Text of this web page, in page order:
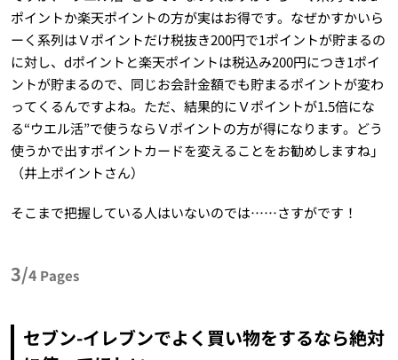
ポイントか楽天ポイントの方が実はお得です。なぜかすかいら
ーく系列はＶポイントだけ税抜き200円で1ポイントが貯まるの
に対し、dポイントと楽天ポイントは税込み200円につき1ポイ
ントが貯まるので、同じお会計金額でも貯まるポイントが変わ
ってくるんですよね。ただ、結果的にＶポイントが1.5倍にな
る“ウエル活”で使うならＶポイントの方が得になります。どう
使うかで出すポイントカードを変えることをお勧めしますね」
（井上ポイントさん）
そこまで把握している人はいないのでは……さすがです！
3/4 Pages
セブン-イレブンでよく買い物をするなら絶対